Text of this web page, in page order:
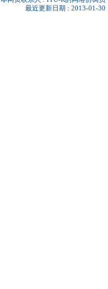
最近更新日期 : 2013-01-30